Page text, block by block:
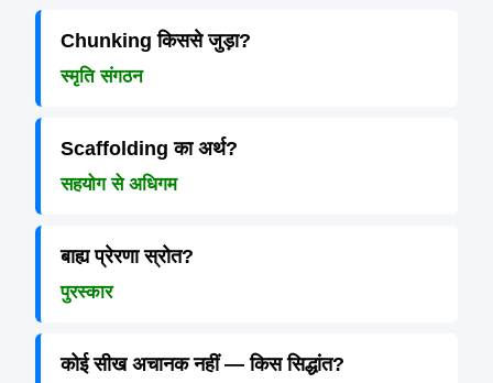
Chunking किससे जुड़ा?
स्मृति संगठन
Scaffolding का अर्थ?
सहयोग से अधिगम
बाह्य प्रेरणा स्रोत?
पुरस्कार
कोई सीख अचानक नहीं — किस सिद्धांत?